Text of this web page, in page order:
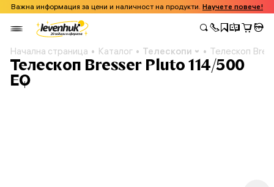
Важна информация за цени и наличност на продукти. Научете повече!
Начална страница Каталог Телескопи Телескоп
Телескоп Bresser Pluto 114/500
EQ